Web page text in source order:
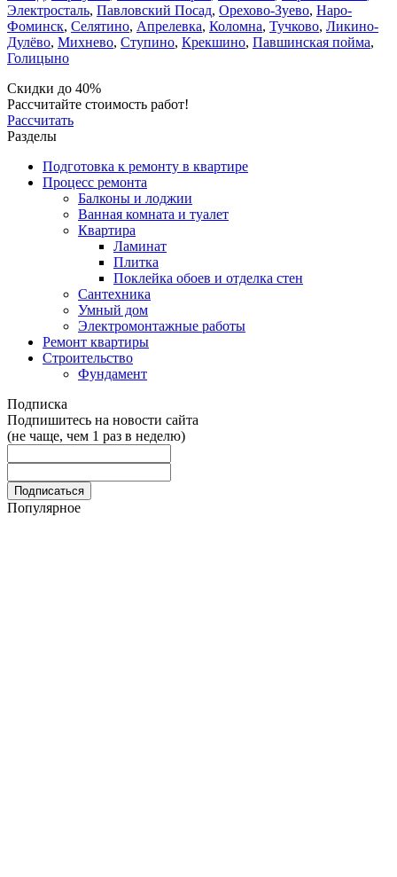
Электросталь, Павловский Посад, Орехово-Зуево, Наро-
Фоминск, Селятино, Апрелевка, Коломна, Тучково, Ликино-
Дулёво, Михнево, Ступино, Крекшино, Павшинская пойма,
Голицыно
Скидки до 40%
Рассчитайте стоимость работ!
Рассчитать
Разделы
Подготовка к ремонту в квартире
Процесс ремонта
Балконы и лоджии
Ванная комната и туалет
Квартира
Ламинат
Плитка
Поклейка обоев и отделка стен
Сантехника
Умный дом
Электромонтажные работы
Ремонт квартиры
Строительство
Фундамент
Подписка
Подпишитесь на новости сайта
(не чаще, чем 1 раз в неделю)
Популярное